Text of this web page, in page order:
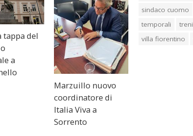
tappa del
a
Marzuillo nuovo
coordinatore di
Italia Viva a
Sorrento
sindaco cuomo
temporali
treni
villa fiorentino